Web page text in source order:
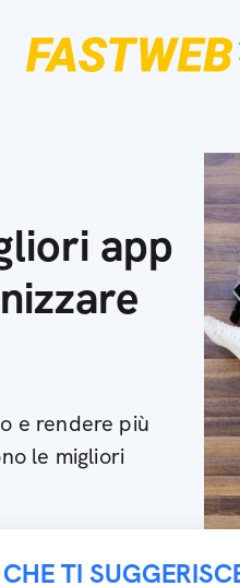
app
e rendere più
le migliori
TI